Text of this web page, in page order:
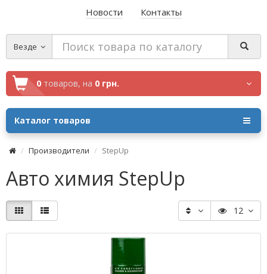
Новости
Контакты
Везде
0 товаров, на 0 грн.
Каталог товаров
Производители StepUp
Авто химия StepUp
12